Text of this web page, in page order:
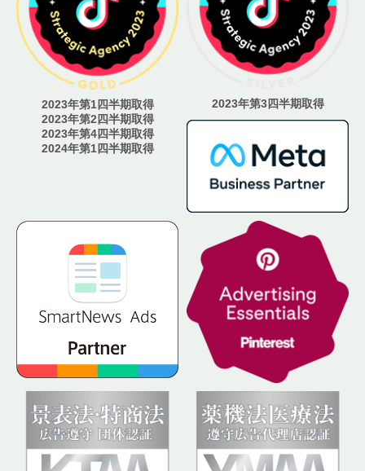
2023年第1四半期取得
2023年第2四半期取得
2023年第4四半期取得
2024年第1四半期取得
2023年第3四半期取得